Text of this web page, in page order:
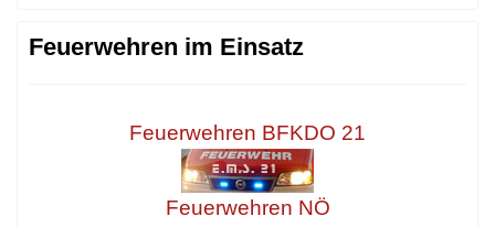
Feuerwehren im Einsatz
Feuerwehren BFKDO 21
Feuerwehren NÖ